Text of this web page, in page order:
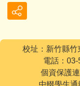
校址：新竹縣
電話：03-
個資保護